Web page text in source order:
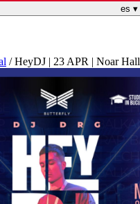
es ▾
/ HeyDJ | 23 APR | Noar Hall